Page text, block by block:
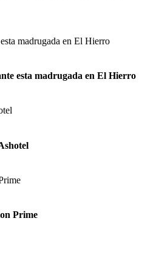
esta madrugada en El Hierro
Prime